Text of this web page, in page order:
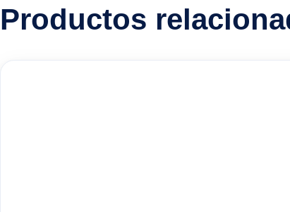
Productos